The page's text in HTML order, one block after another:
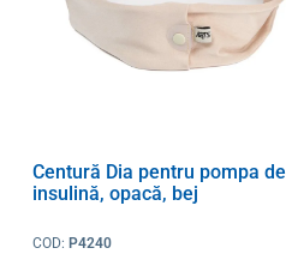
Centură Dia pentru pompa de
insulină, opacă, bej
COD: P4240